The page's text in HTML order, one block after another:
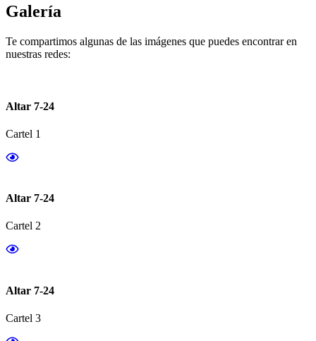
Galería
Te compartimos algunas de las imágenes que puedes encontrar en
nuestras redes:
Altar 7-24
Cartel 1
Altar 7-24
Cartel 2
Altar 7-24
Cartel 3